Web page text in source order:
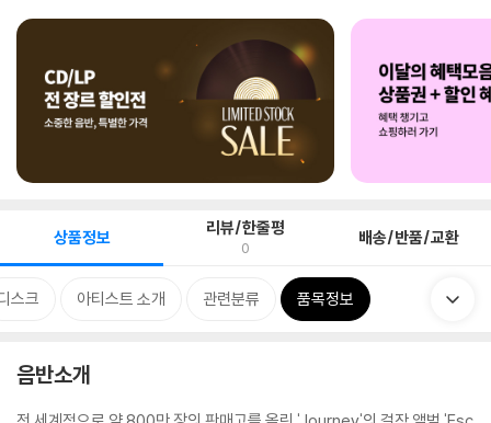
상품정보 리뷰/한줄평
0 배송/반품/교환
스크 아티스트 소개 관련분류 품목정보
음반소개